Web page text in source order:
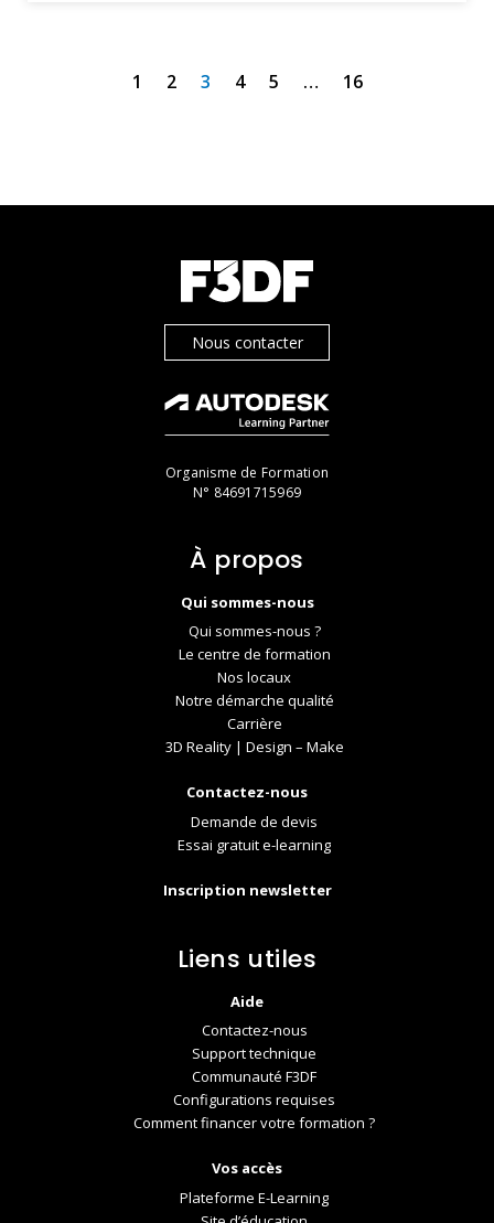
1 2 3 4 5 … 16
Nous contacter
Organisme de Formation
N° 84691715969
À propos
Qui sommes-nous
Qui sommes-nous ?
Le centre de formation
Nos locaux
Notre démarche qualité
Carrière
3D Reality | Design – Make
Contactez-nous
Demande de devis
Essai gratuit e-learning
Inscription newsletter
Liens utiles
Aide
Contactez-nous
Support technique
Communauté F3DF
Configurations requises
Comment financer votre formation ?
Vos accès
Plateforme E-Learning